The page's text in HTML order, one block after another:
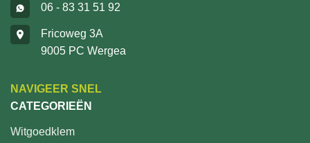
06 - 83 31 51 92
Fricoweg 3A
9005 PC Wergea
NAVIGEER SNEL
CATEGORIEËN
Witgoedklem